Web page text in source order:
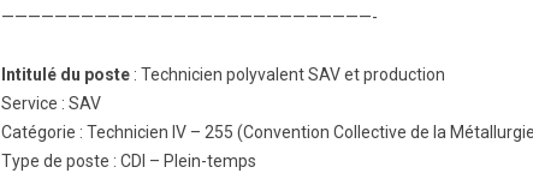
————————————————————————————-
Intitulé du poste : Technicien polyvalent SAV et production
Service : SAV
Catégorie : Technicien IV – 255 (Convention Collective de la
Type de poste : CDI – Plein-temps